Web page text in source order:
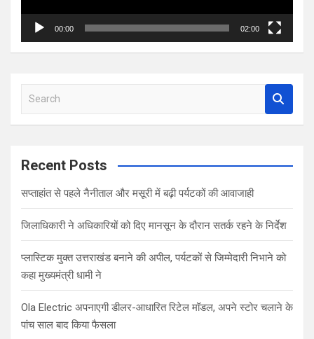
00:00 02:00
a
c
Recent Posts
सप्ताहांत से पहले नैनीताल और मसूरी में बढ़ी पर्यटकों की आवाजाही
जिलाधिकारी ने अधिकारियों को दिए मानसून के दौरान सतर्क रहने के निर्देश
प्लास्टिक मुक्त उत्तराखंड बनाने की अपील, पर्यटकों से जिम्मेदारी निभाने को
कहा मुख्यमंत्री धामी ने
Ola Electric अपनाएगी डीलर-आधारित रिटेल मॉडल, अपने स्टोर चलाने के
पांच साल बाद किया फैसला